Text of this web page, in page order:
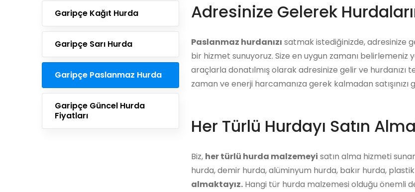
Garipçe Kağıt Hurda
Garipçe Sarı Hurda
Garipçe Paslanmaz Hurda
Garipçe Güncel Hurda
Fiyatları
Adresinize Gelerek
Paslanmaz hurdanızı satmak istediğinizde, adresinize
bir hizmet sunuyoruz. Size en uygun zamanı
araçlarla donatılmış olarak adresinize gelir ve hurdanızı
zaman ve enerji harcamanıza gerek kalmadan satışınızı
Her Türlü Hurdayı Satın
Biz, her türlü hurda malzemeyi satın alma hizmeti
hurda, demir hurda, alüminyum hurda, bakır hurda,
almaktayız. Hangi tür hurda malzemesi olduğu önemli